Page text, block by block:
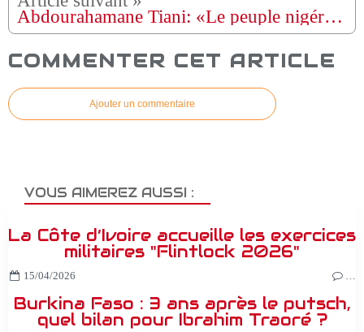
Abdourahamane Tiani: «Le peuple nigérien va dicter» les futures relations avec la France
COMMENTER CET ARTICLE
Ajouter un commentaire
VOUS AIMEREZ AUSSI :
La Côte d’Ivoire accueille les exercices
militaires "Flintlock 2026"
15/04/2026 …
Burkina Faso : 3 ans après le putsch,
quel bilan pour Ibrahim Traoré ?